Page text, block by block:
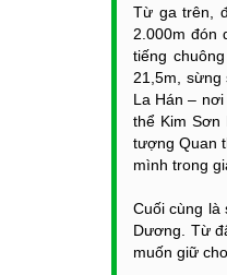
Từ ga trên,
2.000m đón
tiếng
21,5m, sừng
La Hán –
thể Kim Sơn
tượng Quan
mình trong
Cuối cùng là
Dương. Từ
muốn giữ